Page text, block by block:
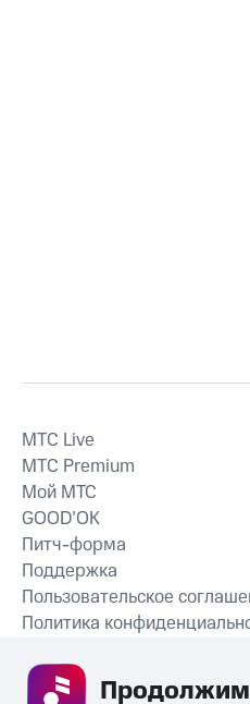
СКАЧАТЬ
MTС Live
MTС Premium
Мой МТС
GOOD’OK
Питч-форма
Поддержка
Пользовательское
Политика